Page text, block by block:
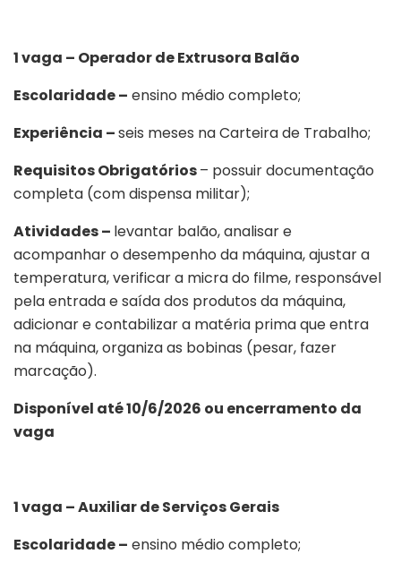
1 vaga – Operador de Extrusora Balão
Escolaridade – ensino médio completo;
Experiência –seis meses na Carteira de Trabalho;
Requisitos Obrigatórios– possuir documentação
completa (com dispensa militar);
Atividades – levantar balão, analisar e
acompanhar o desempenho da máquina, ajustar a
temperatura, verificar a micra do filme, responsável
pela entrada e saída dos produtos da máquina,
adicionar e contabilizar a matéria prima que entra
na máquina, organiza as bobinas (pesar, fazer
marcação).
Disponível até 10/6/2026 ou encerramento da
vaga
1 vaga – Auxiliar de Serviços Gerais
Escolaridade – ensino médio completo;